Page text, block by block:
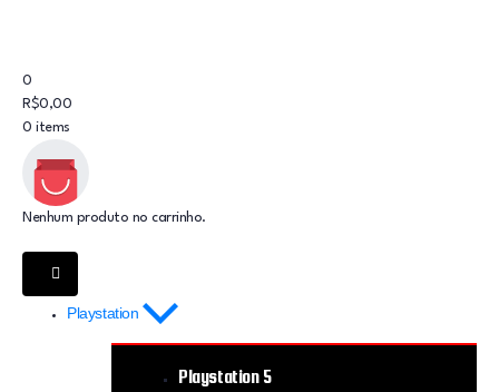
0
R$0,00
0 items
Nenhum produto no carrinho.
Playstation
Playstation 5